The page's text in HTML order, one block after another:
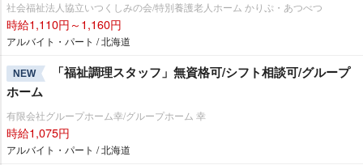
社会福祉法人協立いつくしみの会/特別養護老人ホーム かりぷ・あつべつ
時給1,110円～1,160円
アルバイト・パート / 北海道
NEW
「福祉調理スタッフ」無資格可/シフト相談可/グループ
ホーム
有限会社グループホーム幸/グループホーム 幸
時給1,075円
アルバイト・パート / 北海道